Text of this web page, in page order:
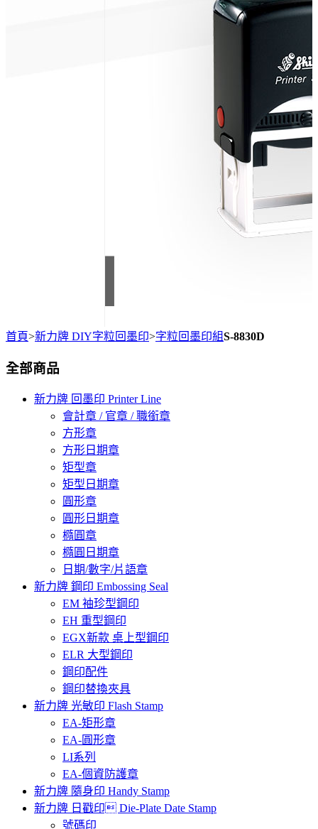
首頁>新力牌 DIY字粒回墨印>字粒回墨印組S-8830D
全部商品
新力牌 回墨印 Printer Line
會計章 / 官章 / 職銜章
方形章
方形日期章
矩型章
矩型日期章
圓形章
圓形日期章
橢圓章
橢圓日期章
日期/數字/片語章
新力牌 鋼印 Embossing Seal
EM 袖珍型鋼印
EH 重型鋼印
EGX新款 桌上型鋼印
ELR 大型鋼印
鋼印配件
鋼印替換夾具
新力牌 光敏印 Flash Stamp
EA-矩形章
EA-圓形章
LI系列
EA-個資防護章
新力牌 隨身印 Handy Stamp
新力牌 日戳印 Die-Plate Date Stamp
號碼印